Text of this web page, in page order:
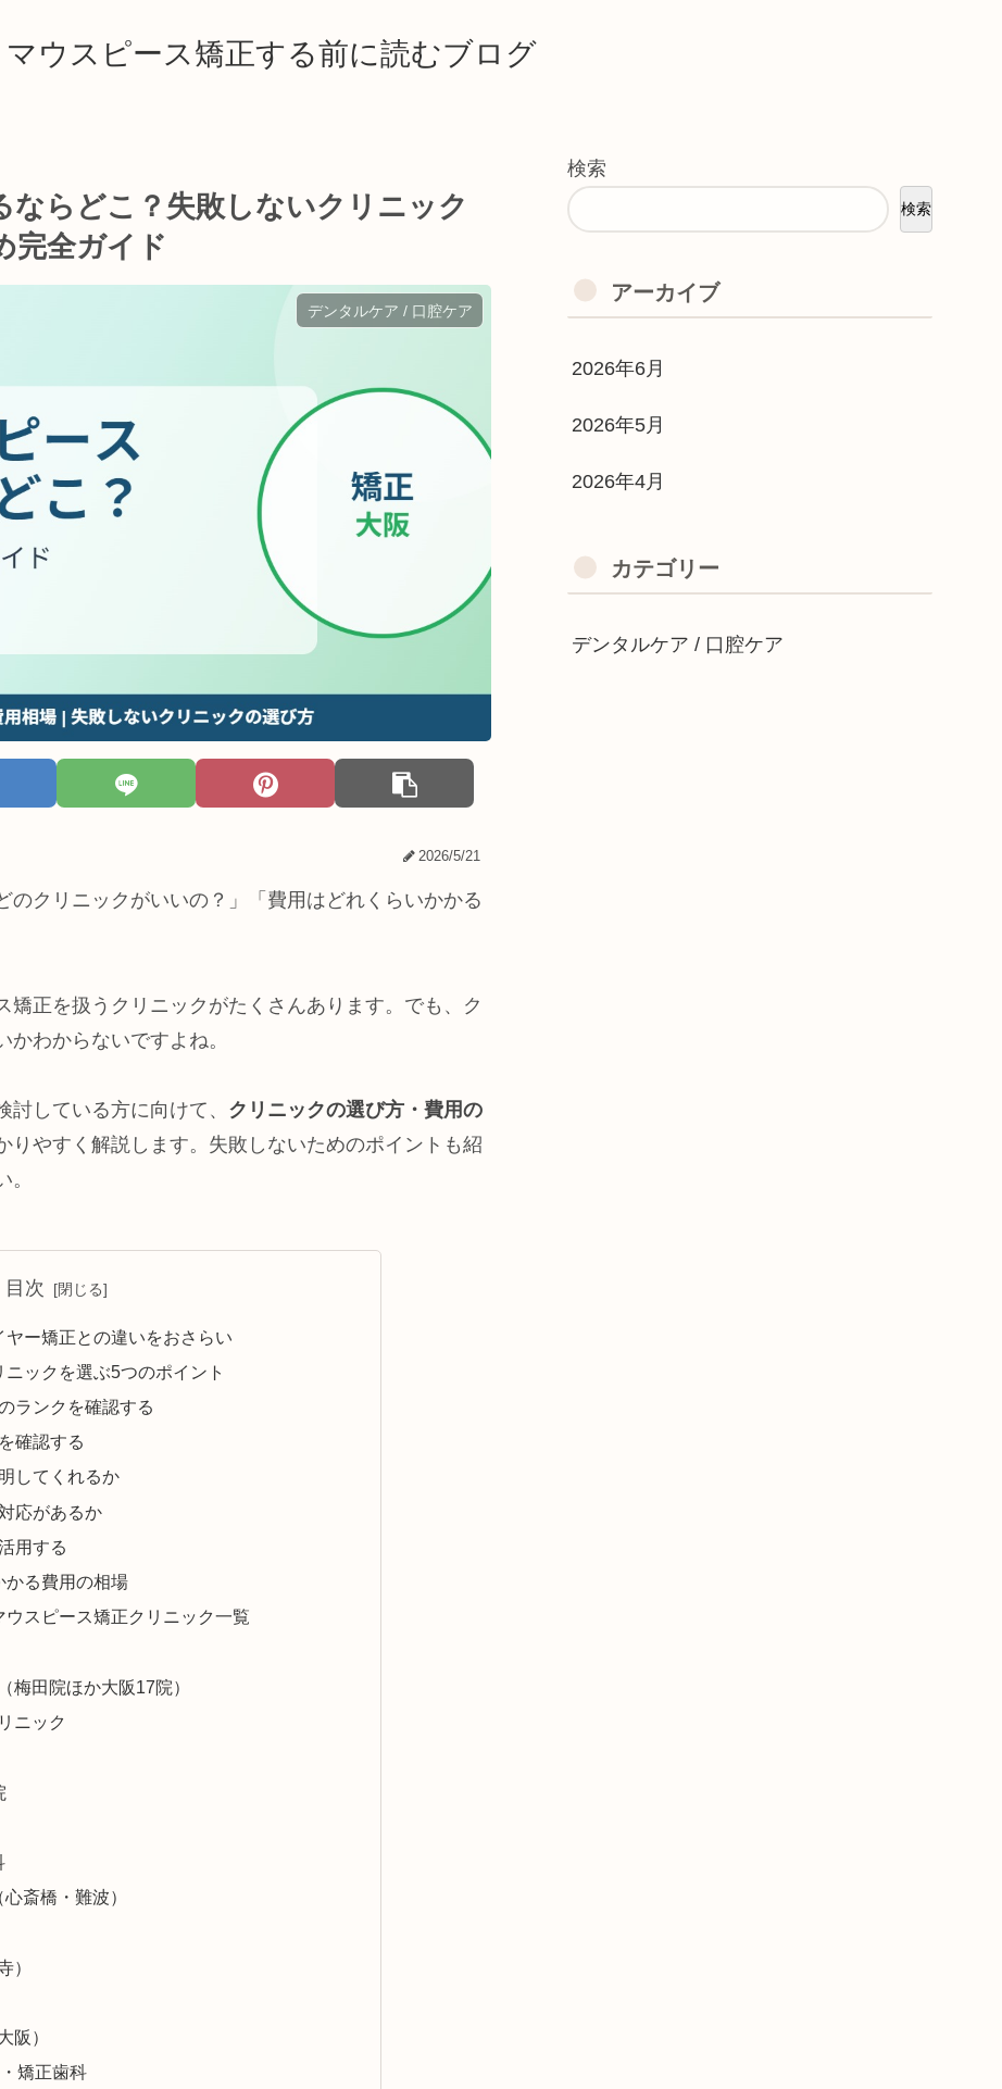
マウスピース矯正する前に読むブログ
ならどこ？失敗しないクリニック
完全ガイド
デンタルケア / 口腔ケア
2026/5/21
のクリニックがいいの？」「費用はどれくらいかかる
正を扱うクリニックがたくさんあります。でも、ク
わからないですよね。
している方に向けて、 クリニックの選び方・費用の
りやすく解説します。失敗しないためのポイントも紹
目次
ー矯正との違いをおさらい
ックを選ぶ5つのポイント
ランクを確認する
確認する
してくれるか
応があるか
用する
かる費用の相場
スピース矯正クリニック一覧
梅田院ほか大阪17院）
ニック
斎橋・難波）
）
阪）
矯正歯科
検索
検索
アーカイブ
2026年6月
2026年5月
2026年4月
カテゴリー
デンタルケア / 口腔ケア